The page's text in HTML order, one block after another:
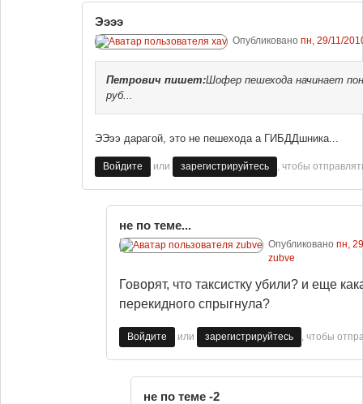
Ээээ
Опубликовано пн, 29/11/
Петрович пишет:Шофер пешехода начинает
руб...
ЭЭээ дарагой, это не пешехода а ГИБДДшника...
Войдите или зарегистрируйтесь , чтобы
не по теме...
Опубликовано пн,
zubve
Говорят, что таксистку убили? и еще
перекидного спрыгнула?
Войдите или зарегистрируйтесь , чтобы
не по теме -2